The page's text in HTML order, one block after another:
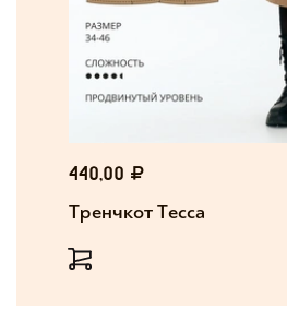
440,00
Тренчкот Тесса